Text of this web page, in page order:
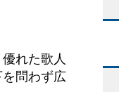
れた歌人
問わず広